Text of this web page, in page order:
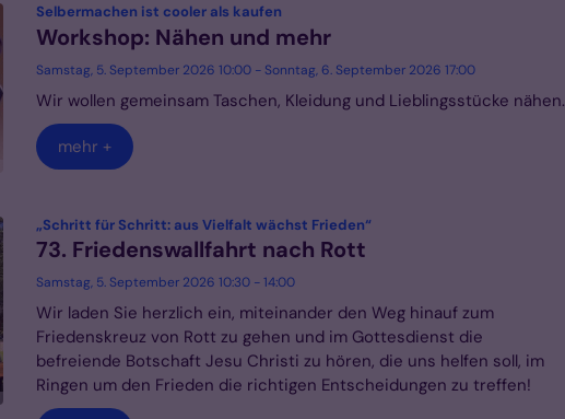
Selbermachen ist cooler als kaufen
Workshop: Nähen und mehr
Samstag, 5. September 2026 10:00 - Sonntag, 6. September 2026 17:00
Wir wollen gemeinsam Taschen, Kleidung und Lieblingsstücke nähen.
mehr +
„Schritt für Schritt: aus Vielfalt wächst Frieden“:
73. Friedenswallfahrt nach Rott
Samstag, 5. September 2026 10:30 - 14:00
Wir laden Sie herzlich ein, miteinander den Weg hinauf zum
Friedenskreuz von Rott zu gehen und im Gottesdienst die
befreiende Botschaft Jesu Christi zu hören, die uns helfen soll, im
Ringen um den Frieden die richtigen Entscheidungen zu treffen!